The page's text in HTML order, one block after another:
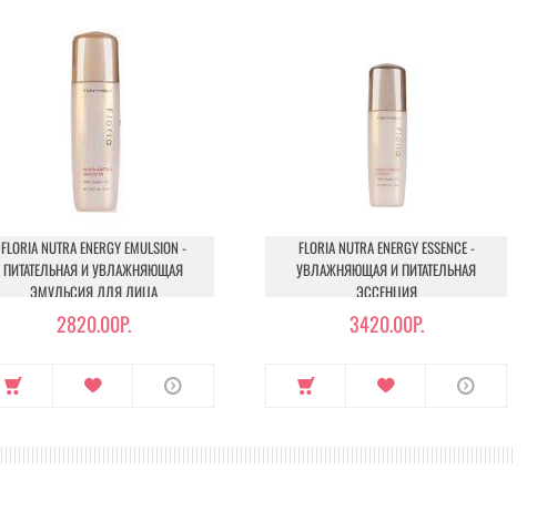
FLORIA NUTRA ENERGY EMULSION -
ПИТАТЕЛЬНАЯ И УВЛАЖНЯЮЩАЯ
ЭМУЛЬСИЯ ДЛЯ ЛИЦА
2820.00Р.
FLORIA NUTRA ENERGY ESSENCE -
УВЛАЖНЯЮЩАЯ И ПИТАТЕЛЬНАЯ
ЭССЕНЦИЯ
3420.00Р.